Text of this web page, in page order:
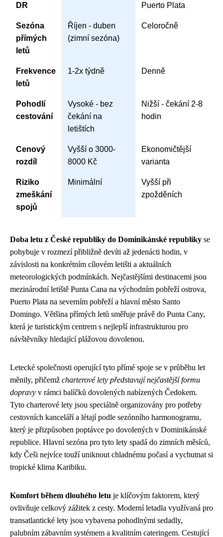
DR
Puerto Plata
Sezóna
přímých
letů
Říjen - duben
(zimní sezóna)
Celoročně
Frekvence
letů
1-2x týdně Denně
Pohodlí
cestování
Vysoké - bez
čekání na
letištích
Nižší - čekání 2-8
hodin
Cenový
rozdíl
Vyšší o 3000-
8000 Kč
Ekonomičtější
varianta
Riziko
zmeškání
spojů
Minimální
Vyšší při
zpožděních
Doba letu z České republiky do Dominikánské republiky se
pohybuje v rozmezí přibližně devíti až jedenácti hodin, v
závislosti na konkrétním cílovém letišti a aktuálních
meteorologických podmínkách. Nejčastějšími destinacemi jsou
mezinárodní letiště Punta Cana na východním pobřeží ostrova,
Puerto Plata na severním pobřeží a hlavní město Santo
Domingo. Většina přímých letů směřuje právě do Punta Cany,
která je turistickým centrem s nejlepší infrastrukturou pro
návštěvníky hledající plážovou dovolenou.
Letecké společnosti operující tyto přímé spoje se v průběhu let
měnily, přičemž charterové lety představují nejčastější formu
dopravy v rámci balíčků dovolených nabízených Čedokem.
Tyto charterové lety jsou speciálně organizovány pro potřeby
cestovních kanceláří a létají podle sezónního harmonogramu,
který je přizpůsoben poptávce po dovolených v Dominikánské
republice. Hlavní sezóna pro tyto lety spadá do zimních měsíců,
kdy Češi nejvíce touží uniknout chladnému počasí a vychutnat si
tropické klima Karibiku.
Komfort během dlouhého letu je klíčovým faktorem, který
ovlivňuje celkový zážitek z cesty. Moderní letadla využívaná pro
transatlantické lety jsou vybavena pohodlnými sedadly,
palubním zábavním systémem a kvalitním cateringem. Cestující